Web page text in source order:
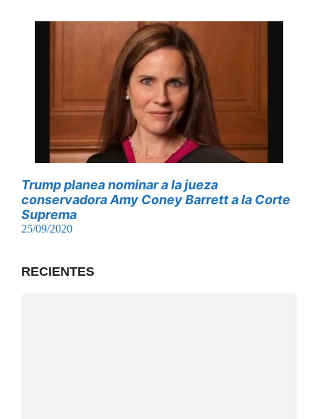
Trump planea nominar a la jueza
conservadora Amy Coney Barrett a la Corte
Suprema
25/09/2020
RECIENTES